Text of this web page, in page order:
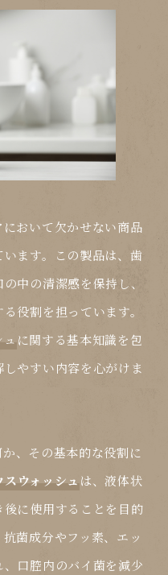
おいて欠かせない商品
ます。この製品は、歯
中の清潔感を保持し、
役割を担っています。
に関する基本知識を包
やすい内容を心がけま
か、その基本的な役割に
スウォッシュ は、液体状
に使用することを目的
菌成分やフッ素、エッ
口腔内のバイ菌を減少